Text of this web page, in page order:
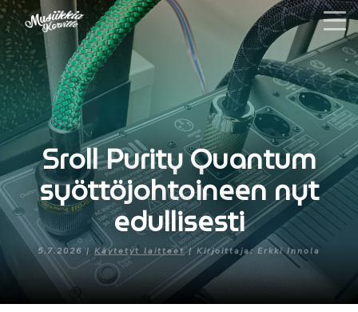
Sroll Purity Quantum
syöttöjohtoineen nyt
edullisesti
5.7.2026 | Käytetyt laitteet| Kirjoittaja: Erkki Innola